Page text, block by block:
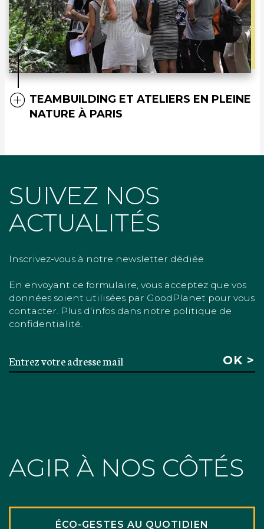
TEAMBUILDING ET ATELIERS EN PLEINE
NATURE À PARIS
SUIVEZ NOS
ACTUALITÉS
Inscrivez-vous à notre newsletter dédiée
En envoyant ce formulaire, vous acceptez que vos
données soient utilisées par GoodPlanet pour vous
contacter. Plus d'infos dans notre politique de
confidentialité.
AGIR À NOS CÔTÉS
ÉCO-GESTES AU QUOTIDIEN